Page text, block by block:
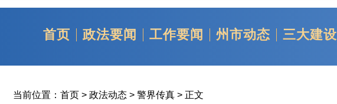
首页 政法要闻 工作要闻 州市动态 三大建设
当前位置： 首页 > 政法动态 > 警界传真 > 正文